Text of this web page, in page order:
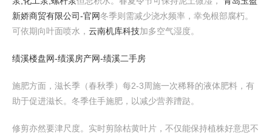
新娇商贸有限公司-官网冬季则需减少浇水频率，幸免根部腐朽。
可依期向叶面喷水， 云南机库科技加多空气湿度。
绩溪楼盘网-绩溪房产网-绩溪二手房
施肥方面，滋长季（春秋季）每2-3周施一次稀释的液体肥料，有
助于促进滋长。冬季住手施肥，以减少营养蹧跶。
修剪亦然要津尺度。实时剪除枯黄叶片，不仅能保持植株好意思不